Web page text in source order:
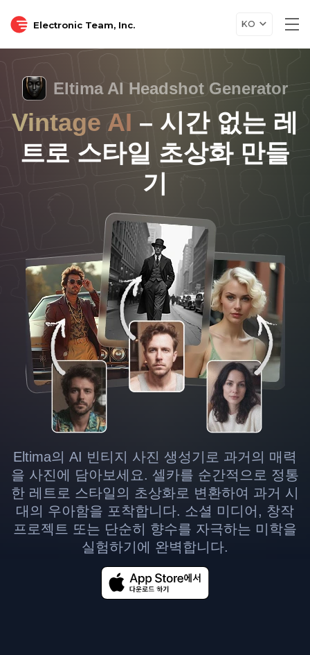
Electronic Team, Inc. KO
Eltima AI Headshot Generator
Vintage AI – 시간 없는 레
트로 스타일 초상화 만들
기
Eltima의 AI 빈티지 사진 생성기로 과거의 매력
을 사진에 담아보세요. 셀카를 순간적으로 정통
한 레트로 스타일의 초상화로 변환하여 과거 시
대의 우아함을 포착합니다. 소셜 미디어, 창작
프로젝트 또는 단순히 향수를 자극하는 미학을
실험하기에 완벽합니다.